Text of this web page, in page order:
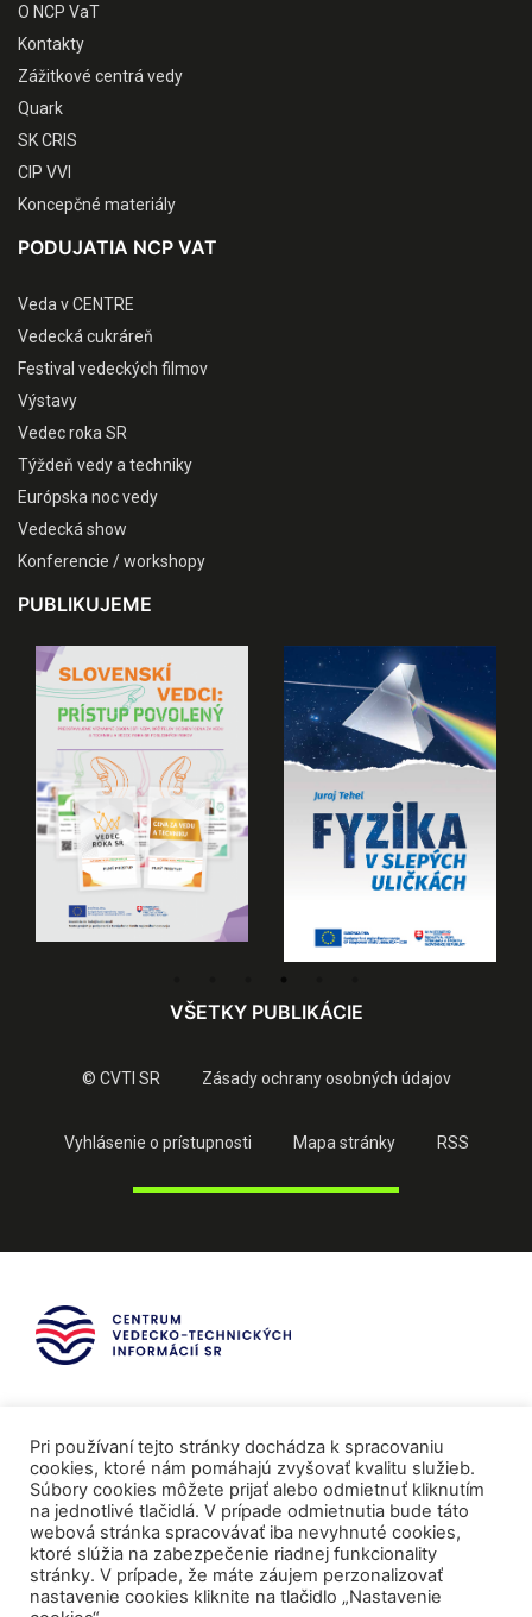
O NCP VaT
Kontakty
Zážitkové centrá vedy
Quark
SK CRIS
CIP VVI
Koncepčné materiály
PODUJATIA NCP VAT
Veda v CENTRE
Vedecká cukráreň
Festival vedeckých filmov
Výstavy
Vedec roka SR
Týždeň vedy a techniky
Európska noc vedy
Vedecká show
Konferencie / workshopy
PUBLIKUJEME
VŠETKY PUBLIKÁCIE
© CVTI SR Zásady ochrany osobných údajov
Vyhlásenie o prístupnosti Mapa stránky RSS
Pri používaní tejto stránky dochádza k spracovaniu
cookies, ktoré nám pomáhajú zvyšovať kvalitu služieb.
Súbory cookies môžete prijať alebo odmietnuť kliknutím
na jednotlivé tlačidlá. V prípade odmietnutia bude táto
webová stránka spracovávať iba nevyhnuté cookies,
ktoré slúžia na zabezpečenie riadnej funkcionality
stránky. V prípade, že máte záujem perzonalizovať
nastavenie cookies kliknite na tlačidlo „Nastavenie